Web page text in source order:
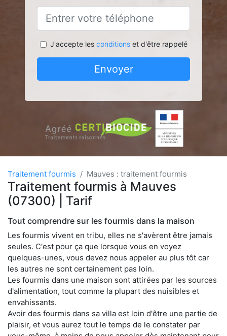
J'accepte les conditionset d'être rappelé
Envoyer
Traitement fourmis Mauves : traitement fourmis
Traitement fourmis à Mauves
(07300) | Tarif
Tout comprendre sur les fourmis dans la maison
Les fourmis vivent en tribu, elles ne s'avèrent être jamais
seules. C'est pour ça que lorsque vous en voyez
quelques-unes, vous devez nous appeler au plus tôt car
les autres ne sont certainement pas loin.
Les fourmis dans une maison sont attirées par les sources
d'alimentation, tout comme la plupart des nuisibles et
envahissants.
Avoir des fourmis dans sa villa est loin d'être une partie de
plaisir, et vous aurez tout le temps de le constater par